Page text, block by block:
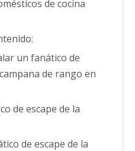
de cocina
un fanático de
de rango en
de escape de la
de escape de la